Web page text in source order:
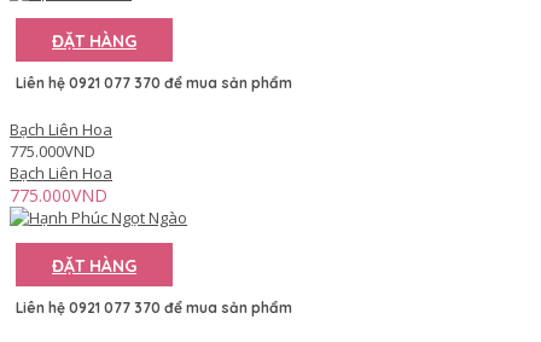
ĐẶT HÀNG
Liên hệ 0921 077 370 để mua sản phẩm
Bạch Liên Hoa
775.000VND
Bạch Liên Hoa
775.000VND
ĐẶT HÀNG
Liên hệ 0921 077 370 để mua sản phẩm